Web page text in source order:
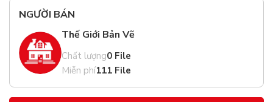
NGƯỜI BÁN
Thế Giới Bản Vẽ
Chất lượng0 File
Miễn phí111 File